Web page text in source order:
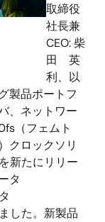
取締役
社長兼
CEO: 柴
田 英
利、以
製品ポートフ
、ネットワー
（フェムト
クロックソリ
新たにリリー
タ
した。新製品